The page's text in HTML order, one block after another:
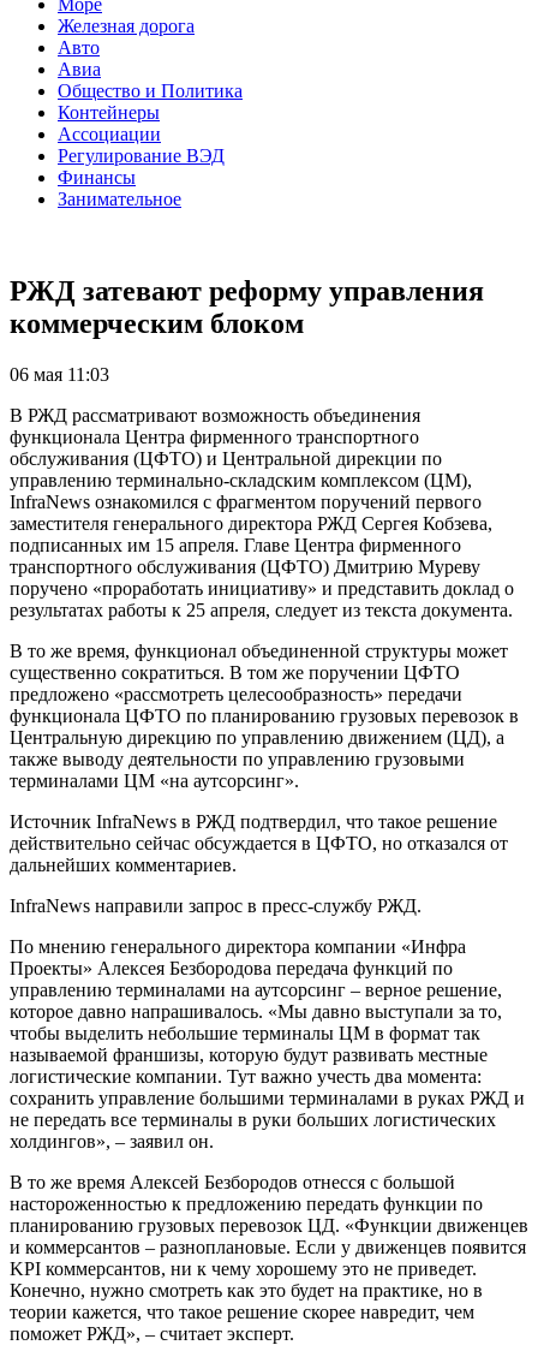
Железная дорога
Авто
Авиа
Общество и Политика
Контейнеры
Ассоциации
Регулирование ВЭД
Финансы
Занимательное
РЖД затевают реформу управления
коммерческим блоком
06 мая 11:03
В РЖД рассматривают возможность объединения
функционала Центра фирменного транспортного
обслуживания (ЦФТО) и Центральной дирекции по
управлению терминально-складским комплексом (ЦМ),
InfraNews ознакомился с фрагментом поручений первого
заместителя генерального директора РЖД Сергея Кобзева,
подписанных им 15 апреля. Главе Центра фирменного
транспортного обслуживания (ЦФТО) Дмитрию Муреву
поручено «проработать инициативу» и представить доклад о
результатах работы к 25 апреля, следует из текста документа.
В то же время, функционал объединенной структуры может
существенно сократиться. В том же поручении ЦФТО
предложено «рассмотреть целесообразность» передачи
функционала ЦФТО по планированию грузовых перевозок в
Центральную дирекцию по управлению движением (ЦД), а
также выводу деятельности по управлению грузовыми
терминалами ЦМ «на аутсорсинг».
Источник InfraNews в РЖД подтвердил, что такое решение
действительно сейчас обсуждается в ЦФТО, но отказался от
дальнейших комментариев.
InfraNews направили запрос в пресс-службу РЖД.
По мнению генерального директора компании «Инфра
Проекты» Алексея Безбородова передача функций по
управлению терминалами на аутсорсинг – верное решение,
которое давно напрашивалось. «Мы давно выступали за то,
чтобы выделить небольшие терминалы ЦМ в формат так
называемой франшизы, которую будут развивать местные
логистические компании. Тут важно учесть два момента:
сохранить управление большими терминалами в руках РЖД и
не передать все терминалы в руки больших логистических
холдингов», – заявил он.
В то же время Алексей Безбородов отнесся с большой
настороженностью к предложению передать функции по
планированию грузовых перевозок ЦД. «Функции движенцев
и коммерсантов – разноплановые. Если у движенцев появится
KPI коммерсантов, ни к чему хорошему это не приведет.
Конечно, нужно смотреть как это будет на практике, но в
теории кажется, что такое решение скорее навредит, чем
поможет РЖД», – считает эксперт.